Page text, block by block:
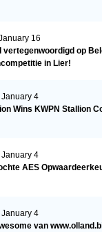
16
vertegenwoordigd op
in Lier!
4
Wins KWPN Stallion
4
AES
4
van